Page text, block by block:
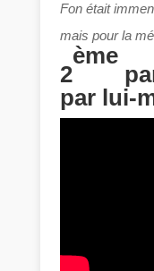
Fon était
mais pour la
2
ème
par lui-